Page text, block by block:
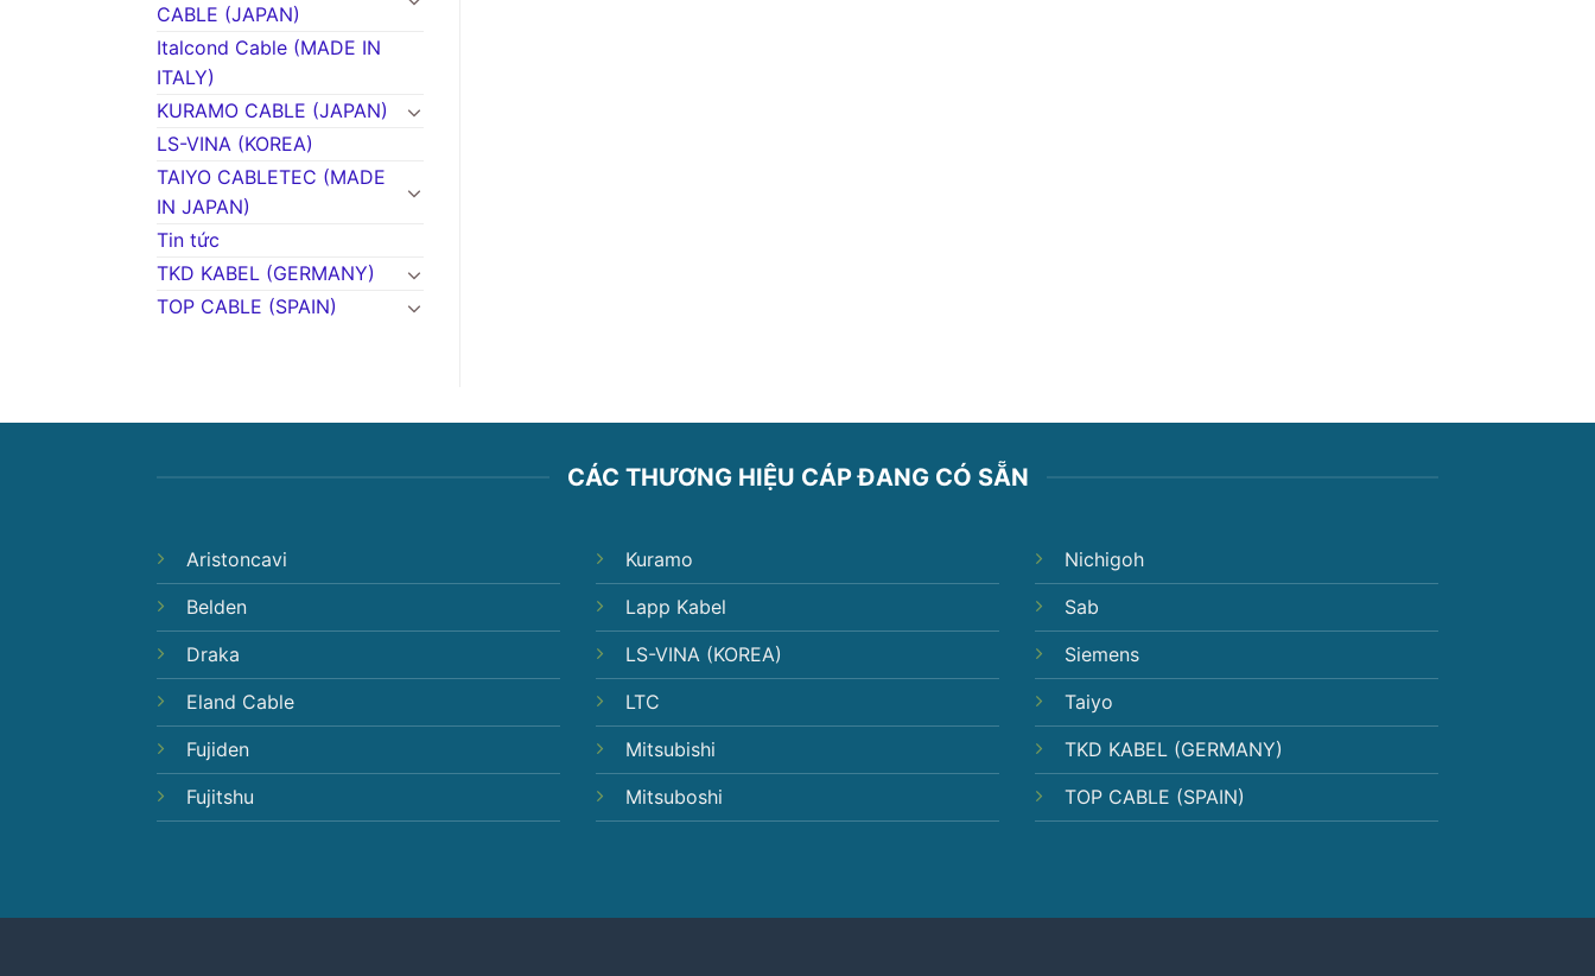
CABLE (JAPAN)
Italcond Cable (MADE IN
ITALY)
KURAMO CABLE (JAPAN)
LS-VINA (KOREA)
TAIYO CABLETEC (MADE
IN JAPAN)
Tin tức
TKD KABEL (GERMANY)
TOP CABLE (SPAIN)
CÁC THƯƠNG HIỆU CÁP ĐANG CÓ SẴN
Aristoncavi
Belden
Draka
Eland Cable
Fujiden
Fujitshu
Kuramo
Lapp Kabel
LS-VINA (KOREA)
LTC
Mitsubishi
Mitsuboshi
Nichigoh
Sab
Siemens
Taiyo
TKD KABEL (GERMANY)
TOP CABLE (SPAIN)